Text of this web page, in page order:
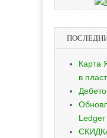
Карта
в
Ledger